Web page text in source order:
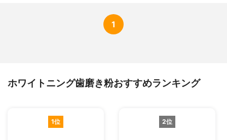
1
ホワイトニング歯磨き粉おすすめランキング
1位 2位